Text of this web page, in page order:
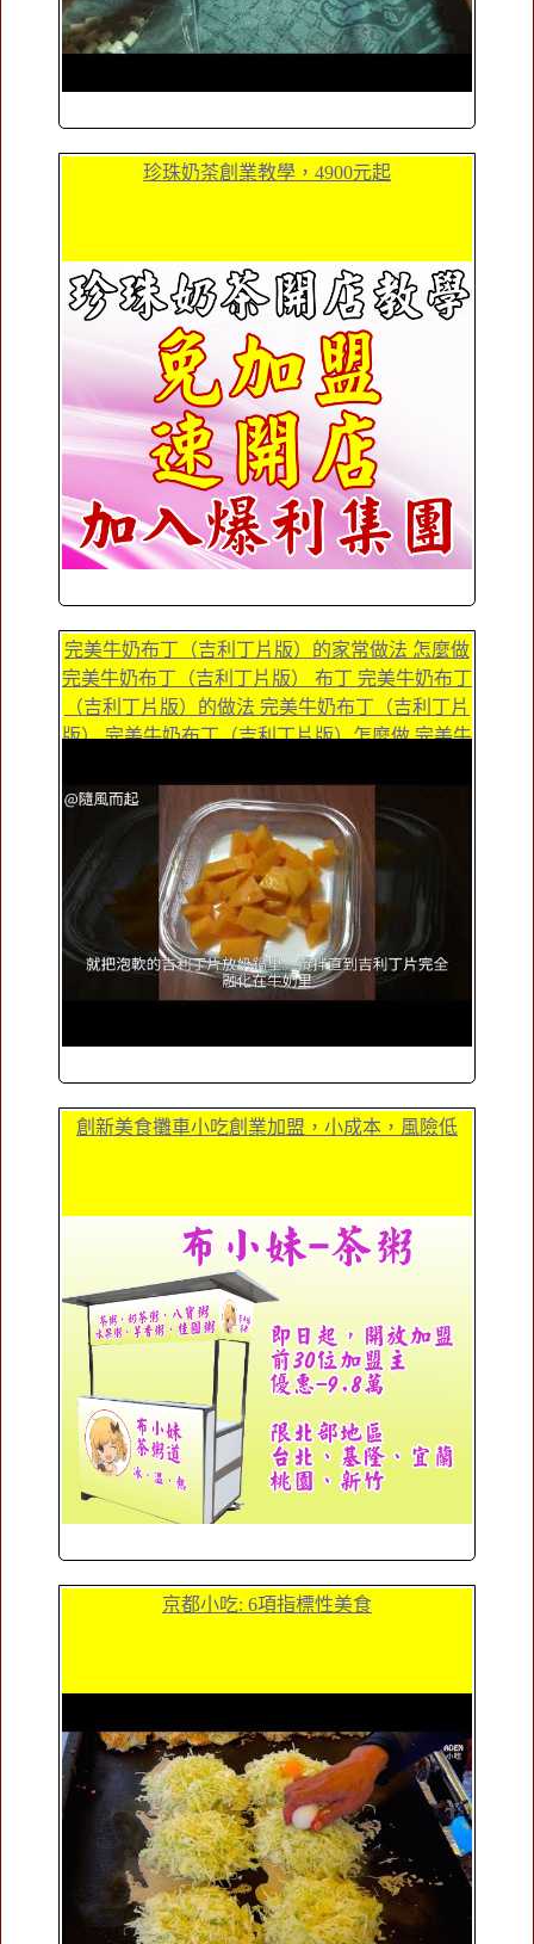
珍珠奶茶創業教學，4900元起
完美牛奶布丁（吉利丁片版）的家常做法 怎麼做
完美牛奶布丁（吉利丁片版） 布丁 完美牛奶布丁
（吉利丁片版）的做法 完美牛奶布丁（吉利丁片
版） 完美牛奶布丁（吉利丁片版）怎麼做 完美牛
創新美食攤車小吃創業加盟，小成本，風險低
京都小吃: 6項指標性美食